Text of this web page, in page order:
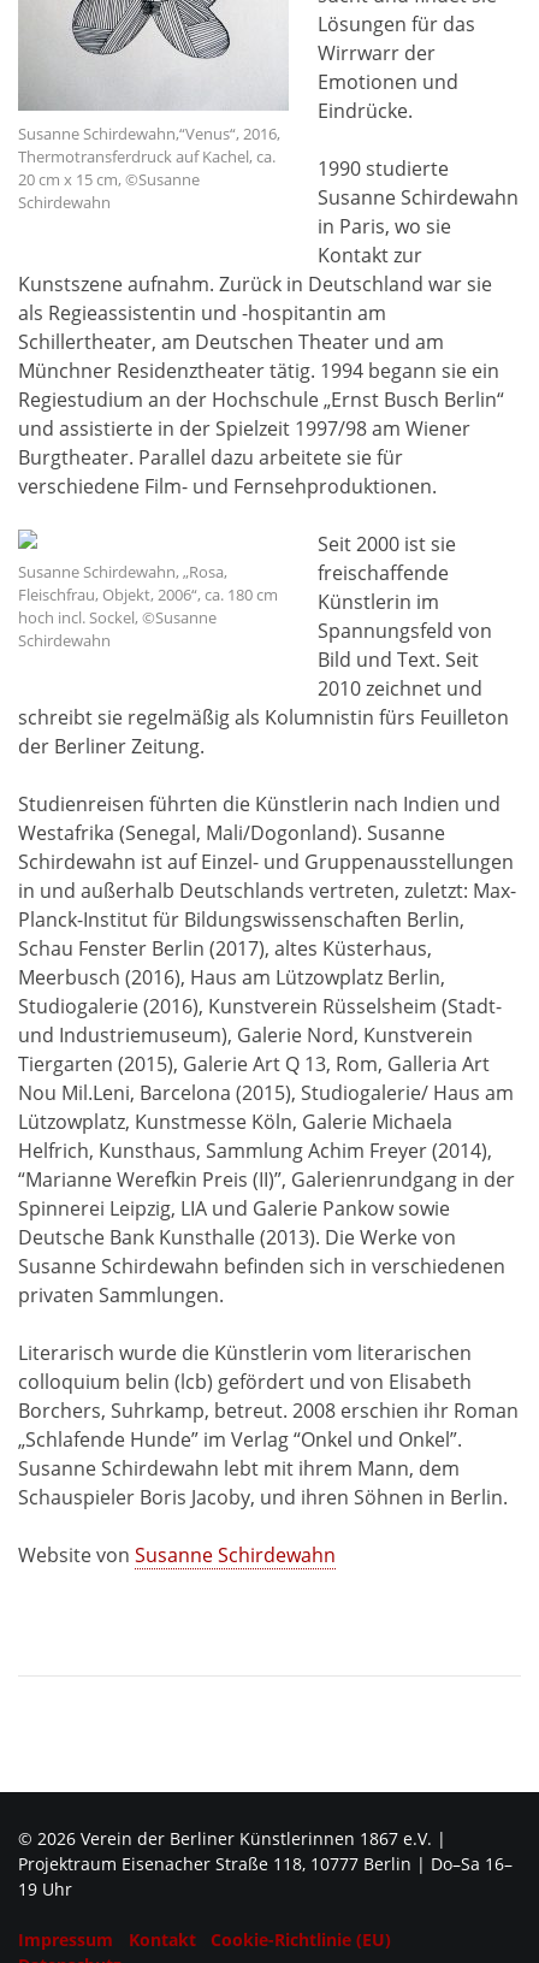
Susanne Schirdewahn,“Venus“, 2016,
Thermotransferdruck auf Kachel, ca.
20 cm x 15 cm, ©Susanne
Schirdewahn
Lösungen für das
Wirrwarr der
Emotionen und
Eindrücke.
1990 studierte
Susanne Schirdewahn
in Paris, wo sie
Kontakt zur
Kunstszene aufnahm. Zurück in Deutschland war sie
als Regieassistentin und -hospitantin am
Schillertheater, am Deutschen Theater und am
Münchner Residenztheater tätig. 1994 begann sie ein
Regiestudium an der Hochschule „Ernst Busch Berlin“
und assistierte in der Spielzeit 1997/98 am Wiener
Burgtheater. Parallel dazu arbeitete sie für
verschiedene Film- und Fernsehproduktionen.
Susanne Schirdewahn, „Rosa,
Fleischfrau, Objekt, 2006“, ca. 180 cm
hoch incl. Sockel, ©Susanne
Schirdewahn
Seit 2000 ist sie
freischaffende
Künstlerin im
Spannungsfeld von
Bild und Text. Seit
2010 zeichnet und
schreibt sie regelmäßig als Kolumnistin fürs Feuilleton
der Berliner Zeitung.
Studienreisen führten die Künstlerin nach Indien und
Westafrika (Senegal, Mali/Dogonland). Susanne
Schirdewahn ist auf Einzel- und Gruppenausstellungen
in und außerhalb Deutschlands vertreten, zuletzt: Max-
Planck-Institut für Bildungswissenschaften Berlin,
Schau Fenster Berlin (2017), altes Küsterhaus,
Meerbusch (2016), Haus am Lützowplatz Berlin,
Studiogalerie (2016), Kunstverein Rüsselsheim (Stadt-
und Industriemuseum), Galerie Nord, Kunstverein
Tiergarten (2015), Galerie Art Q 13, Rom, Galleria Art
Nou Mil.Leni, Barcelona (2015), Studiogalerie/ Haus am
Lützowplatz, Kunstmesse Köln, Galerie Michaela
Helfrich, Kunsthaus, Sammlung Achim Freyer (2014),
“Marianne Werefkin Preis (II)”, Galerienrundgang in der
Spinnerei Leipzig, LIA und Galerie Pankow sowie
Deutsche Bank Kunsthalle (2013). Die Werke von
Susanne Schirdewahn befinden sich in verschiedenen
privaten Sammlungen.
Literarisch wurde die Künstlerin vom literarischen
colloquium belin (lcb) gefördert und von Elisabeth
Borchers, Suhrkamp, betreut. 2008 erschien ihr Roman
„Schlafende Hunde” im Verlag “Onkel und Onkel”.
Susanne Schirdewahn lebt mit ihrem Mann, dem
Schauspieler Boris Jacoby, und ihren Söhnen in Berlin.
Website von Susanne Schirdewahn
© 2026 Verein der Berliner Künstlerinnen 1867 e.V. |
Projektraum Eisenacher Straße 118, 10777 Berlin | Do–Sa 16–
19 Uhr
Impressum Kontakt
Cookie-Richtlinie (EU)